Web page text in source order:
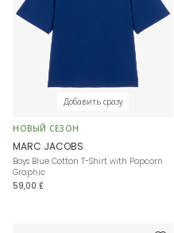
Добавить сразу
НОВЫЙ СЕЗОН
MARC JACOBS
Boys Blue Cotton T-Shirt with Popcorn
Graphic
59,00 £